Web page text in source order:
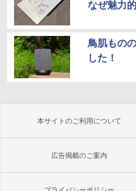
なぜ魅力
鳥肌もの
した！
本サイトのご利用について
広告掲載のご案内